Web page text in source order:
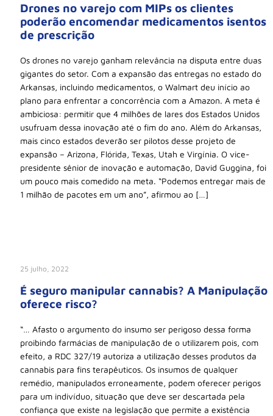
Drones no varejo com MIPs os clientes
poderão encomendar medicamentos isentos
de prescrição
Os drones no varejo ganham relevância na disputa entre duas
gigantes do setor. Com a expansão das entregas no estado do
Arkansas, incluindo medicamentos, o Walmart deu início ao
plano para enfrentar a concorrência com a Amazon. A meta é
ambiciosa: permitir que 4 milhões de lares dos Estados Unidos
usufruam dessa inovação até o fim do ano. Além do Arkansas,
mais cinco estados deverão ser pilotos desse projeto de
expansão – Arizona, Flórida, Texas, Utah e Virgínia. O vice-
presidente sênior de inovação e automação, David Guggina, foi
um pouco mais comedido na meta. “Podemos entregar mais de
1 milhão de pacotes em um ano”, afirmou ao […]
25 julho, 2022
É seguro manipular cannabis? A Manipulação
oferece risco?
“… Afasto o argumento do insumo ser perigoso dessa forma
proibindo farmácias de manipulação de o utilizarem pois, com
efeito, a RDC 327/19 autoriza a utilização desses produtos da
cannabis para fins terapêuticos. Os insumos de qualquer
remédio, manipulados erroneamente, podem oferecer perigos
para um indivíduo, situação que deve ser descartada pela
confiança que existe na legislação que permite a existência